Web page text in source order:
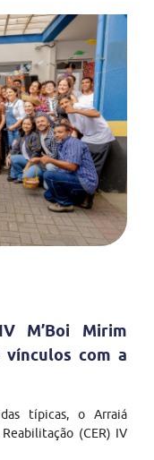
M’Boi Mirim
com a
típicas, o Arraiá
(CER) IV